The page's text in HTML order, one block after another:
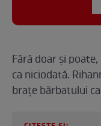
Fără doar și
ca niciodată.
brațe bărbatului